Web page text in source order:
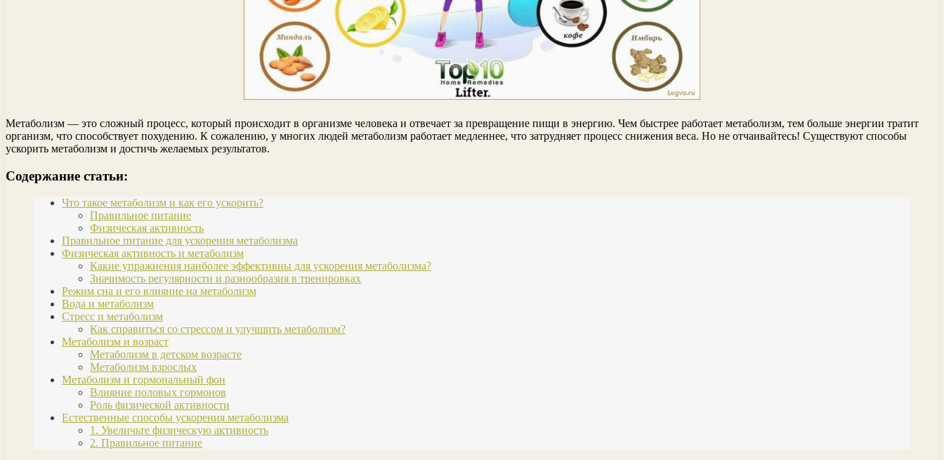
Метаболизм — это сложный процесс, который происходит в организме человека и отвечает за превращение пищи в энергию. Чем быстрее работает метаболизм, тем больше энергии тратит
организм, что способствует похудению. К сожалению, у многих людей метаболизм работает медленнее, что затрудняет процесс снижения веса. Но не отчаивайтесь! Существуют способы
ускорить метаболизм и достичь желаемых результатов.
Содержание статьи:
Что такое метаболизм и как его ускорить?
Правильное питание
Физическая активность
Правильное питание для ускорения метаболизма
Физическая активность и метаболизм
Какие упражнения наиболее эффективны для ускорения метаболизма?
Значимость регулярности и разнообразия в тренировках
Режим сна и его влияние на метаболизм
Вода и метаболизм
Стресс и метаболизм
Как справиться со стрессом и улучшить метаболизм?
Метаболизм и возраст
Метаболизм в детском возрасте
Метаболизм взрослых
Метаболизм и гормональный фон
Влияние половых гормонов
Роль физической активности
Естественные способы ускорения метаболизма
1. Увеличьте физическую активность
2. Правильное питание